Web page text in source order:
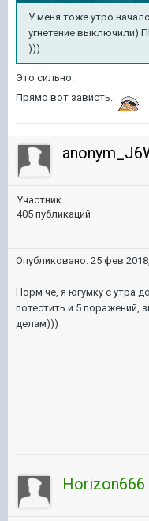
У меня тоже утро
угнетение выключили)
)))
Это сильно.
Прямо вот зависть.
Участник
405 публикаций
Опубликовано: 25 фев
Норм че, я югумку с утра
потестить и 5 поражений,
делам)))
Horizon666